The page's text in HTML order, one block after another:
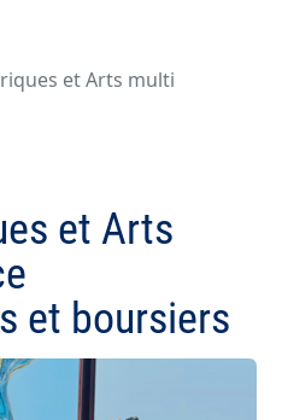
et Arts multi
et Arts
et boursiers